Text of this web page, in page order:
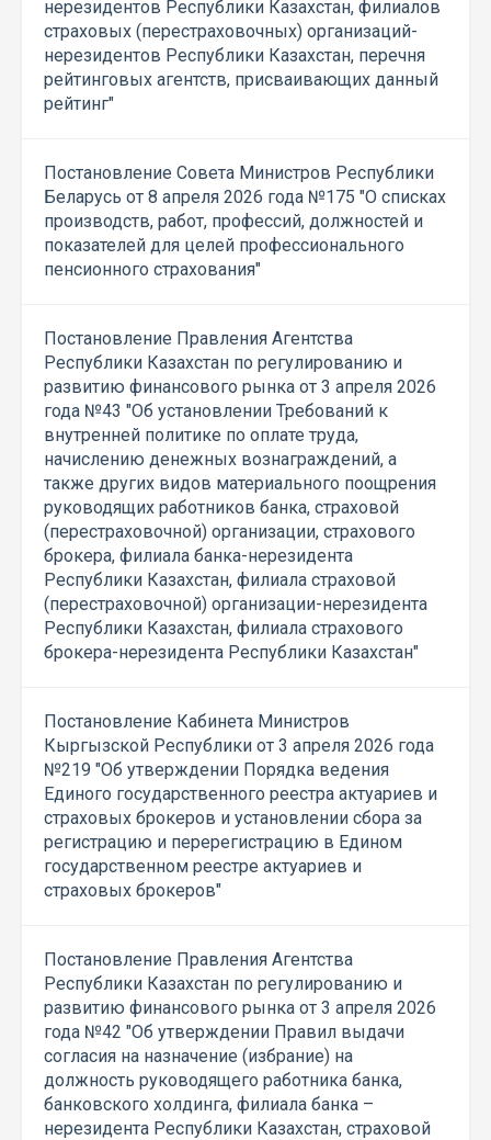
нерезидентов Республики Казахстан, филиалов
страховых (перестраховочных) организаций-
нерезидентов Республики Казахстан, перечня
рейтинговых агентств, присваивающих данный
рейтинг"
Постановление Совета Министров Республики
Беларусь от 8 апреля 2026 года №175 "О списках
производств, работ, профессий, должностей и
показателей для целей профессионального
пенсионного страхования"
Постановление Правления Агентства
Республики Казахстан по регулированию и
развитию финансового рынка от 3 апреля 2026
года №43 "Об установлении Требований к
внутренней политике по оплате труда,
начислению денежных вознаграждений, а
также других видов материального поощрения
руководящих работников банка, страховой
(перестраховочной) организации, страхового
брокера, филиала банка-нерезидента
Республики Казахстан, филиала страховой
(перестраховочной) организации-нерезидента
Республики Казахстан, филиала страхового
брокера-нерезидента Республики Казахстан"
Постановление Кабинета Министров
Кыргызской Республики от 3 апреля 2026 года
№219 "Об утверждении Порядка ведения
Единого государственного реестра актуариев и
страховых брокеров и установлении сбора за
регистрацию и перерегистрацию в Едином
государственном реестре актуариев и
страховых брокеров"
Постановление Правления Агентства
Республики Казахстан по регулированию и
развитию финансового рынка от 3 апреля 2026
года №42 "Об утверждении Правил выдачи
согласия на назначение (избрание) на
должность руководящего работника банка,
банковского холдинга, филиала банка –
нерезидента Республики Казахстан, страховой